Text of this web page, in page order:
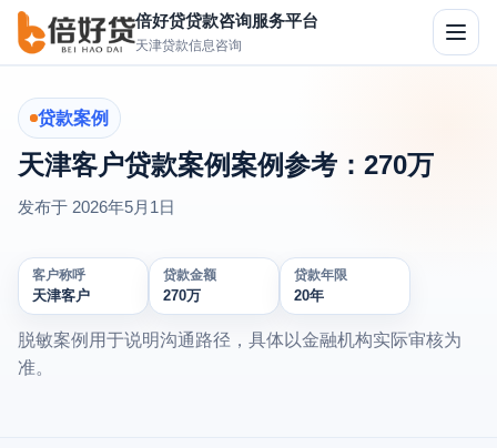
倍好贷贷款咨询服务平台
天津贷款信息咨询
切
换
贷款案例
天津客户贷款案例案例参考：270万
发布于 2026年5月1日
客户称呼
天津客户
贷款金额
270万
贷款年限
20年
脱敏案例用于说明沟通路径，具体以金融机构实际审核为
准。